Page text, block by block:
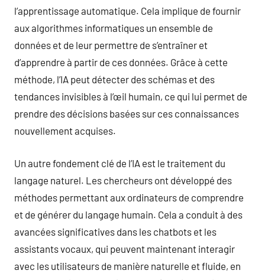
l’apprentissage automatique. Cela implique de fournir
aux algorithmes informatiques un ensemble de
données et de leur permettre de s’entraîner et
d’apprendre à partir de ces données. Grâce à cette
méthode, l’IA peut détecter des schémas et des
tendances invisibles à l’œil humain, ce qui lui permet de
prendre des décisions basées sur ces connaissances
nouvellement acquises.
Un autre fondement clé de l’IA est le traitement du
langage naturel. Les chercheurs ont développé des
méthodes permettant aux ordinateurs de comprendre
et de générer du langage humain. Cela a conduit à des
avancées significatives dans les chatbots et les
assistants vocaux, qui peuvent maintenant interagir
avec les utilisateurs de manière naturelle et fluide, en